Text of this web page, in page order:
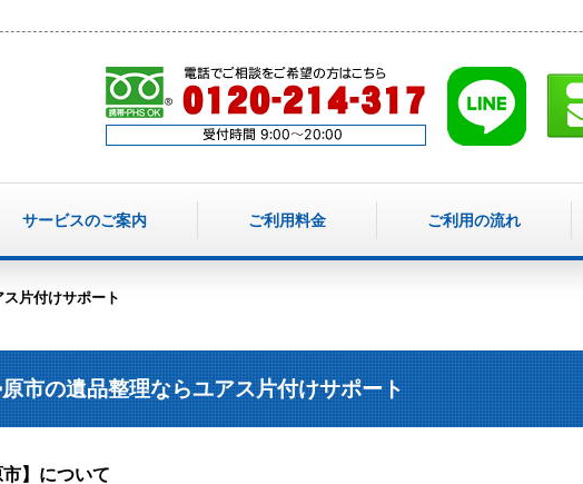
サービスのご案内 ご利用料金 ご利用の流れ
片付けサポート
市の遺品整理ならユアス片付けサポート
市】について